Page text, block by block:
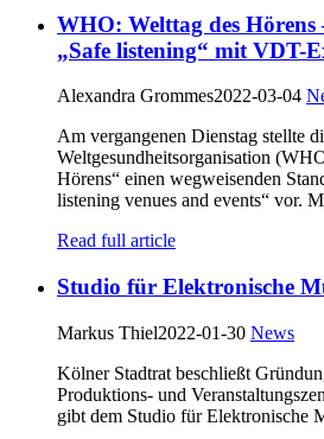
WHO: Welttag des
„Safe listening“ mit VDT-
Alexandra Grommes2022-03-04
Am vergangenen Dienstag stellte
Weltgesundheitsorganisation
Hörens“ einen wegweisenden
listening venues and events“ vor.
Read full article
Studio für Elektronische
Markus Thiel2022-01-30 News
Kölner Stadtrat beschließt
Produktions- und
gibt dem Studio für Elektronische